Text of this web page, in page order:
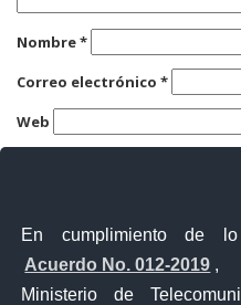
En cumplimiento de
Acuerdo No. 012-2019 ,
Ministerio de
Nombre*
Correo electrónico *
Web
Guarda mi nombre,
Ventanilla